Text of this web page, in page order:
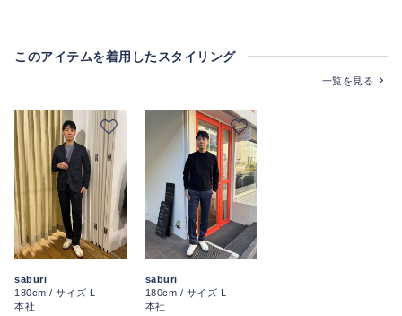
このアイテムを着用したスタイリング
一覧を見る
saburi
180cm / サイズ L
本社
saburi
180cm / サイズ L
本社